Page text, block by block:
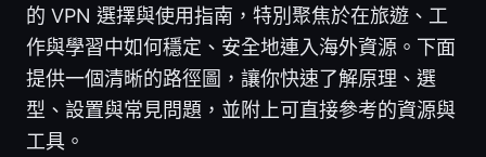
的 VPN 選擇與使用指南，特別聚焦於在旅遊、工
作與學習中如何穩定、安全地連入海外資源。下面
提供一個清晰的路徑圖，讓你快速了解原理、選
型、設置與常見問題，並附上可直接參考的資源與
工具。